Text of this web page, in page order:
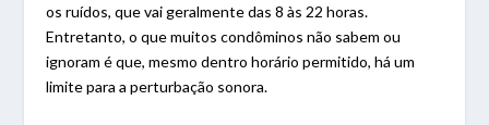
os ruídos, que vai geralmente das 8 às 22 horas.
Entretanto, o que muitos condôminos não sabem ou
ignoram é que, mesmo dentro horário permitido, há um
limite para a perturbação sonora.